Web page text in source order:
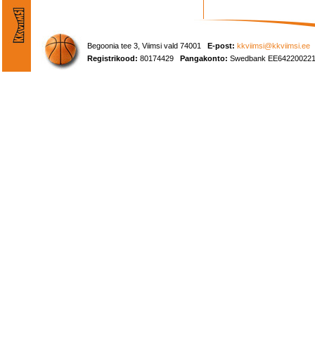
Begoonia tee 3, Viimsi vald 74001 E-post: kkviimsi@kkviimsi.ee
Registrikood: 80174429 Pangakonto: Swedbank